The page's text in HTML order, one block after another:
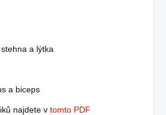
a lýtka
a biceps
najdete v tomto PDF